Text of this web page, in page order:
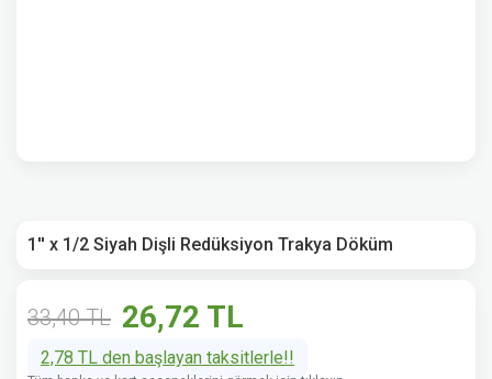
1'' x 1/2 Siyah Dişli Redüksiyon Trakya Döküm
33,40 TL 26,72 TL
2,78 TL den başlayan taksitlerle!!